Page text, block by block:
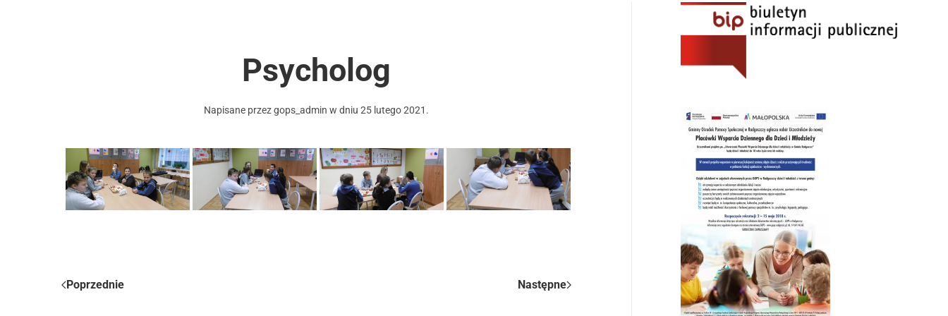
Psycholog
Napisane przezgops_admin w dniu25 lutego 2021 .
Poprzednie Następne